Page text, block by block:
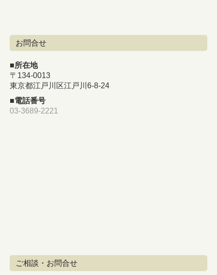
お問合せ
■所在地
〒134-0013
東京都江戸川区江戸川6-8-24
■電話番号
03-3689-2221
ご相談・お問合せ